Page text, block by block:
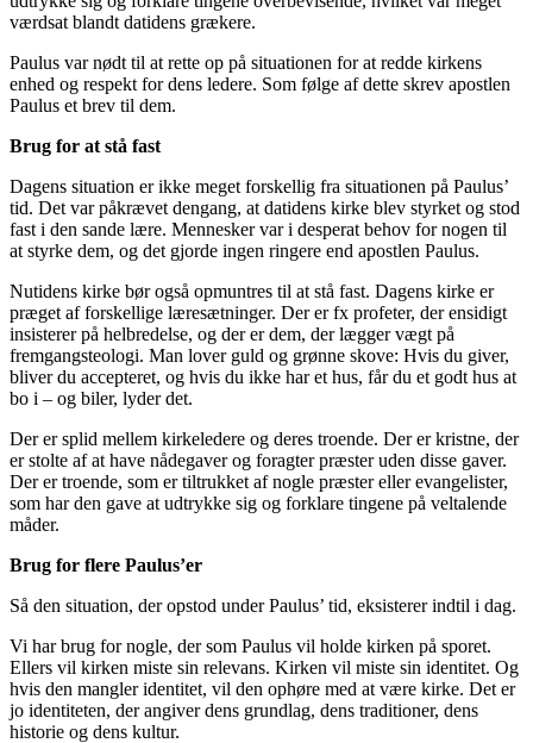
værdsat blandt datidens grækere.
Paulus var nødt til at rette op på situationen for at redde kirkens
enhed og respekt for dens ledere. Som følge af dette skrev apostlen
Paulus et brev til dem.
Brug for at stå fast
Dagens situation er ikke meget forskellig fra situationen på Paulus’
tid. Det var påkrævet dengang, at datidens kirke blev styrket og stod
fast i den sande lære. Mennesker var i desperat behov for nogen til
at styrke dem, og det gjorde ingen ringere end apostlen Paulus.
Nutidens kirke bør også opmuntres til at stå fast. Dagens kirke er
præget af forskellige læresætninger. Der er fx profeter, der ensidigt
insisterer på helbredelse, og der er dem, der lægger vægt på
fremgangsteologi. Man lover guld og grønne skove: Hvis du giver,
bliver du accepteret, og hvis du ikke har et hus, får du et godt hus at
bo i – og biler, lyder det.
Der er splid mellem kirkeledere og deres troende. Der er kristne, der
er stolte af at have nådegaver og foragter præster uden disse gaver.
Der er troende, som er tiltrukket af nogle præster eller evangelister,
som har den gave at udtrykke sig og forklare tingene på veltalende
måder.
Brug for flere Paulus’er
Så den situation, der opstod under Paulus’ tid, eksisterer indtil i dag.
Vi har brug for nogle, der som Paulus vil holde kirken på sporet.
Ellers vil kirken miste sin relevans. Kirken vil miste sin identitet. Og
hvis den mangler identitet, vil den ophøre med at være kirke. Det er
jo identiteten, der angiver dens grundlag, dens traditioner, dens
historie og dens kultur.